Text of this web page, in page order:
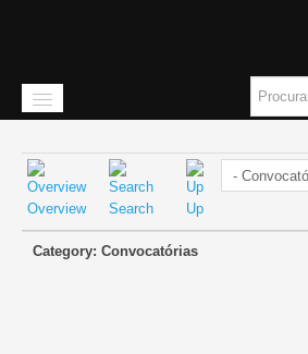
Início
A instituição
Overview Search Up
Category: Convocatórias